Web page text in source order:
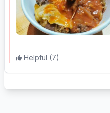
Helpful (7)